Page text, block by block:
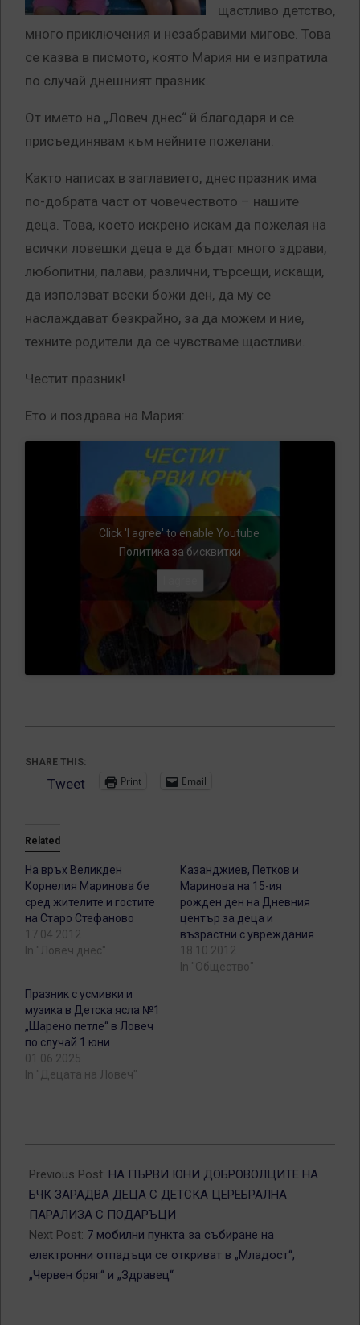
щастливо детство,
много приключения и незабравими мигове. Това
се казва в писмото, която Мария ни е изпратила
по случай днешният празник.
От името на „Ловеч днес“ й благодаря и се
присъединявам към нейните пожелани.
Както написах в заглавието, днес празник има
по-добрата част от човечеството – нашите
деца. Това, което искрено искам да пожелая на
всички ловешки деца е да бъдат много здрави,
любопитни, палави, различни, търсещи, искащи,
да използват всеки божи ден, да му се
наслаждават безкрайно, за да можем и ние,
техните родители да се чувстваме щастливи.
Честит празник!
Ето и поздрава на Мария:
Click 'I agree' to enable Youtube
Политика за бисквитки
SHARE THIS:
Tweet Print Email
Related
На връх Великден
Корнелия Маринова бе
сред жителите и гостите
на Старо Стефаново
17.04.2012
In "Ловеч днес"
Казанджиев, Петков и
Маринова на 15-ия
рожден ден на Дневния
център за деца и
възрастни с увреждания
18.10.2012
In "Общество"
Празник с усмивки и
музика в Детска ясла №1
„Шарено петле“ в Ловеч
по случай 1 юни
01.06.2025
In "Децата на Ловеч"
06-
01
Previous Post: НА ПЪРВИ ЮНИ ДОБРОВОЛЦИТЕ НА
БЧК ЗАРАДВА ДЕЦА С ДЕТСКА ЦЕРЕБРАЛНА
ПАРАЛИЗА С ПОДАРЪЦИ
Next Post: 7 мобилни пункта за събиране на
електронни отпадъци се откриват в „Младост“,
„Червен бряг“ и „Здравец“